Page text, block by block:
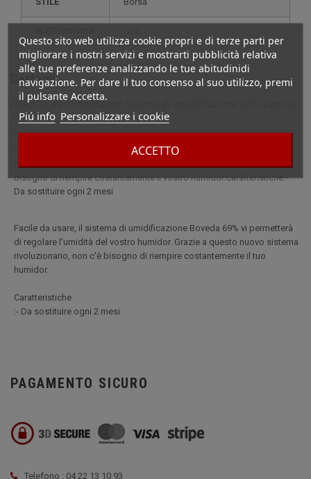
Questo sito web utilizza cookie propri e di terze parti per
migliorare i nostri servizi e mostrarti pubblicità relativa
alle tue preferenze analizzando le tue abitudinidi
navigazione. Per dare il tuo consenso al suo utilizzo, premi
il pulsante Accetta.
Piú info Personalizzare i cookie
ACCETTO
Dettagli
Descrizione completa per Sistema di umidificazione della cantina
69
Facile da usare, il sistema di umidificazione Boveda Il sistema di
umidificazione 69% vi permetterà di regolare l'umidità del vostro
humidor. Grazie a questo nuovo sistema rivoluzionario, non avrete più
bisogno di riempire costantemente il vostro humidor.Caratteristiche:-
Da sostituire ogni 2 mesi
Facile da usare, il sistema di umidificazione Boveda 69% vi permetterà
di regolare l'umidità del vostro humidor. Grazie a questo nuovo sistema
rivoluzionario, non c'è bisogno di riempire costantemente il tuo
humidor.
Caratteristiche
:- Da sostituire ogni 2 mesi
PAGAMENTO SICURO
Telefono : 04 22 13 10 93